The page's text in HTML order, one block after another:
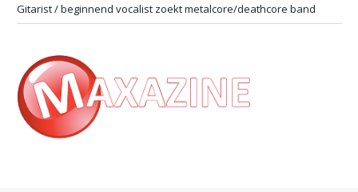
Gitarist / beginnend vocalist zoekt metalcore/deathcore band